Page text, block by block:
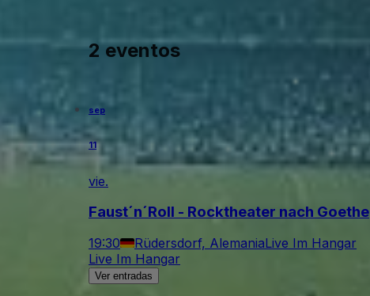
2 eventos
sep
11
vie.
Faust´n´Roll - Rocktheater nach Goethe
19:30 Rüdersdorf, AlemaniaLive Im Hangar
Live Im Hangar
Ver entradas